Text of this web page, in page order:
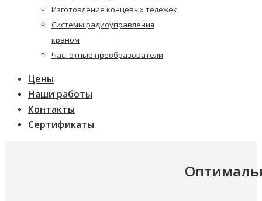
Изготовление концевых тележек
Системы радиоуправления
краном
Частотные преобразователи
Цены
Наши работы
Контакты
Сертификаты